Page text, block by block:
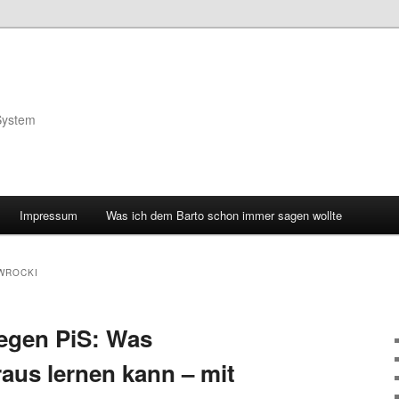
Impressum Was ich dem Barto schon immer sagen wollte
PiS: Was
lernen kann – mit